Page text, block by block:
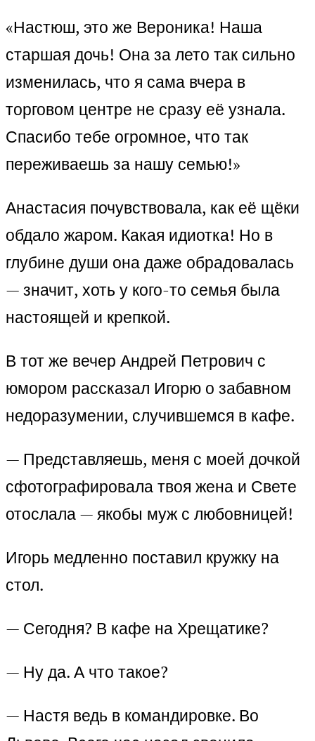
«Настюш, это же Вероника! Наша
старшая дочь! Она за лето так сильно
изменилась, что я сама вчера в
торговом центре не сразу её узнала.
Спасибо тебе огромное, что так
переживаешь за нашу семью!»
Анастасия почувствовала, как её щёки
обдало жаром. Какая идиотка! Но в
глубине души она даже обрадовалась
— значит, хоть у кого-то семья была
настоящей и крепкой.
В тот же вечер Андрей Петрович с
юмором рассказал Игорю о забавном
недоразумении, случившемся в кафе.
— Представляешь, меня с моей дочкой
сфотографировала твоя жена и Свете
отослала — якобы муж с любовницей!
Игорь медленно поставил кружку на
стол.
— Сегодня? В кафе на Хрещатике?
— Ну да. А что такое?
— Настя ведь в командировке. Во